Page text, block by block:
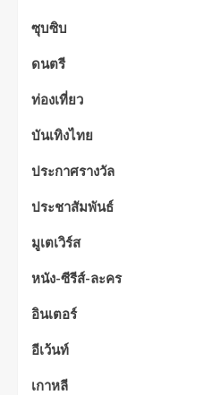
ซุบซิบ
ดนตรี
ท่องเที่ยว
บันเทิงไทย
ประกาศรางวัล
ประชาสัมพันธ์
มูเตเวิร์ส
หนัง-ซีรีส์-ละคร
อินเตอร์
อีเว้นท์
เกาหลี